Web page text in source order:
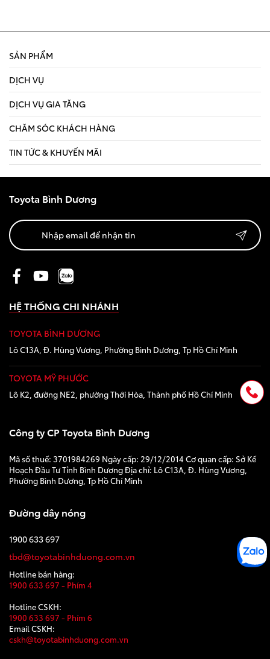
SẢN PHẨM
DỊCH VỤ
DỊCH VỤ GIA TĂNG
CHĂM SÓC KHÁCH HÀNG
TIN TỨC & KHUYẾN MÃI
Toyota Bình Dương
HỆ THỐNG CHI NHÁNH
TOYOTA BÌNH DƯƠNG
Lô C13A, Đ. Hùng Vương, Phường Bình Dương, Tp Hồ Chí Minh
TOYOTA MỸ PHƯỚC
Lô K2, đường NE2, phường Thới Hòa, Thành phố Hồ Chí Minh
Công ty CP Toyota Bình Dương
Mã số thuế: 3701984269 Ngày cấp: 29/12/2014 Cơ quan cấp: Sở Kế
Hoạch Đầu Tư Tỉnh Bình Dương Địa chỉ: Lô C13A, Đ. Hùng Vương,
Phường Bình Dương, Tp Hồ Chí Minh
Đường dây nóng
1900 633 697
tbd@toyotabinhduong.com.vn
Hotline bán hàng:
1900 633 697 - Phím 4
Hotline CSKH:
1900 633 697 - Phím 6
Email CSKH:
cskh@toyotabinhduong.com.vn